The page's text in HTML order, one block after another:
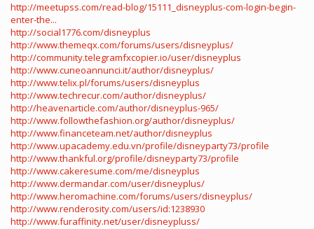
http://meetupss.com/read-blog/15111_disneyplus-com-login-begin-
enter-the...
http://social1776.com/disneyplus
http://www.themeqx.com/forums/users/disneyplus/
http://community.telegramfxcopier.io/user/disneyplus
http://www.cuneoannunci.it/author/disneyplus/
http://www.telix.pl/forums/users/disneyplus
http://www.techrecur.com/author/disneyplus/
http://heavenarticle.com/author/disneyplus-965/
http://www.followthefashion.org/author/disneyplus/
http://www.financeteam.net/author/disneyplus
http://www.upacademy.edu.vn/profile/disneyparty73/profile
http://www.thankful.org/profile/disneyparty73/profile
http://www.cakeresume.com/me/disneyplus
http://www.dermandar.com/user/disneyplus/
http://www.heromachine.com/forums/users/disneyplus/
http://www.renderosity.com/users/id:1238930
http://www.furaffinity.net/user/disneypluss/